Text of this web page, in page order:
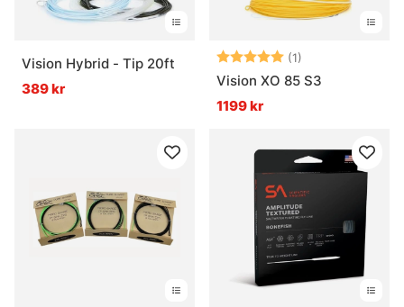
Vision Hybrid - Tip 20ft
389 kr
Betyg: (1)
Vision XO 85 S3
1199 kr